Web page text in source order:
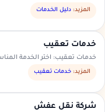
المزيد: دليل الخدمات
خدمات تعقيب
خدمات تعقيب: اختر الخدمة
المزيد: خدمات تعقيب
شركة نقل عفش